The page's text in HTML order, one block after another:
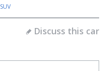
Discuss this car